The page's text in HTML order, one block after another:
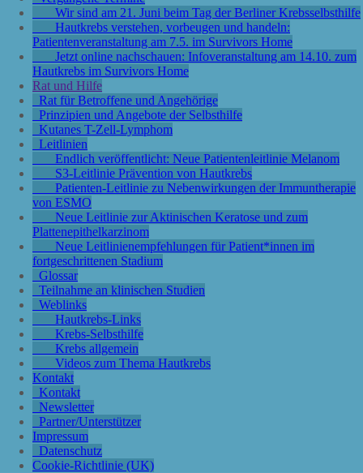
Wir sind am 21. Juni beim Tag der Berliner Krebsselbsthilfe
Hautkrebs verstehen, vorbeugen und handeln:
Patientenveranstaltung am 7.5. im Survivors Home
Jetzt online nachschauen: Infoveranstaltung am 14.10. zum
Hautkrebs im Survivors Home
Rat und Hilfe
Rat für Betroffene und Angehörige
Prinzipien und Angebote der Selbsthilfe
Kutanes T-Zell-Lymphom
Leitlinien
Endlich veröffentlicht: Neue Patientenleitlinie Melanom
S3-Leitlinie Prävention von Hautkrebs
Patienten-Leitlinie zu Nebenwirkungen der Immuntherapie
von ESMO
Neue Leitlinie zur Aktinischen Keratose und zum
Plattenepithelkarzinom
Neue Leitlinienempfehlungen für Patient*innen im
fortgeschrittenen Stadium
Glossar
Teilnahme an klinischen Studien
Weblinks
Hautkrebs-Links
Krebs-Selbsthilfe
Krebs allgemein
Videos zum Thema Hautkrebs
Kontakt
Kontakt
Newsletter
Partner/Unterstützer
Impressum
Datenschutz
Cookie-Richtlinie (UK)